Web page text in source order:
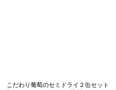
こだわり葡萄のセミドライ２缶セット